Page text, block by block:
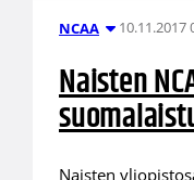
NCAA 10.11.2017
Naisten
Naisten